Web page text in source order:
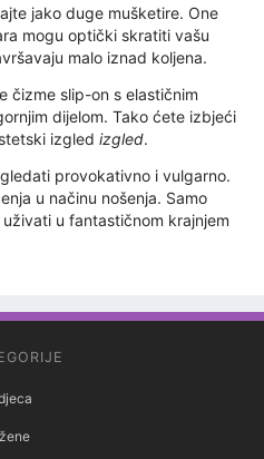
jako duge mušketire. One
mogu optički skratiti vašu
malo iznad koljena.
čizme slip-on s elastičnim
dijelom. Tako ćete izbjeći
izgled izgled.
provokativno i vulgarno.
u načinu nošenja. Samo
​​u fantastičnom krajnjem
žene